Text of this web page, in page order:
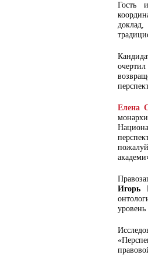
Гость
Елена
Игорь